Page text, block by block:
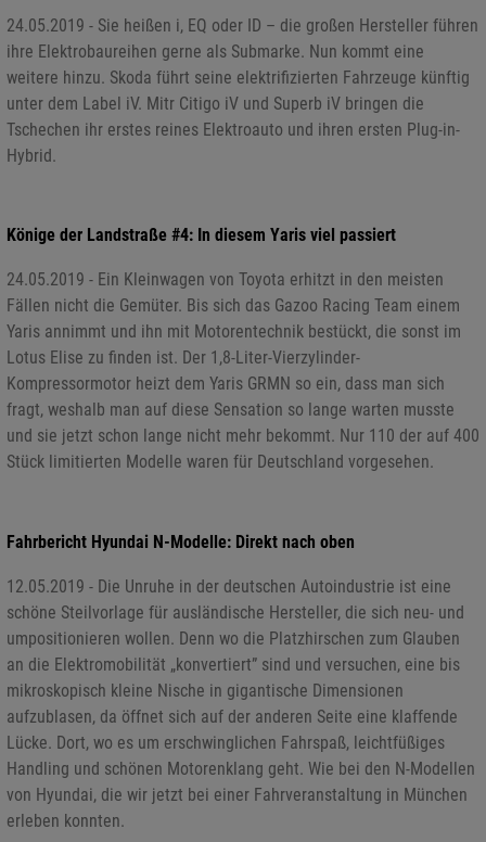
24.05.2019 - Sie heißen i, EQ oder ID – die großen Hersteller führen
ihre Elektrobaureihen gerne als Submarke. Nun kommt eine
weitere hinzu. Skoda führt seine elektrifizierten Fahrzeuge künftig
unter dem Label iV. Mitr Citigo iV und Superb iV bringen die
Tschechen ihr erstes reines Elektroauto und ihren ersten Plug-in-
Hybrid.
Könige der Landstraße #4: In diesem Yaris viel passiert
24.05.2019 - Ein Kleinwagen von Toyota erhitzt in den meisten
Fällen nicht die Gemüter. Bis sich das Gazoo Racing Team einem
Yaris annimmt und ihn mit Motorentechnik bestückt, die sonst im
Lotus Elise zu finden ist. Der 1,8-Liter-Vierzylinder-
Kompressormotor heizt dem Yaris GRMN so ein, dass man sich
fragt, weshalb man auf diese Sensation so lange warten musste
und sie jetzt schon lange nicht mehr bekommt. Nur 110 der auf 400
Stück limitierten Modelle waren für Deutschland vorgesehen.
Fahrbericht Hyundai N-Modelle: Direkt nach oben
12.05.2019 - Die Unruhe in der deutschen Autoindustrie ist eine
schöne Steilvorlage für ausländische Hersteller, die sich neu- und
umpositionieren wollen. Denn wo die Platzhirschen zum Glauben
an die Elektromobilität „konvertiert” sind und versuchen, eine bis
mikroskopisch kleine Nische in gigantische Dimensionen
aufzublasen, da öffnet sich auf der anderen Seite eine klaffende
Lücke. Dort, wo es um erschwinglichen Fahrspaß, leichtfüßiges
Handling und schönen Motorenklang geht. Wie bei den N-Modellen
von Hyundai, die wir jetzt bei einer Fahrveranstaltung in München
erleben konnten.